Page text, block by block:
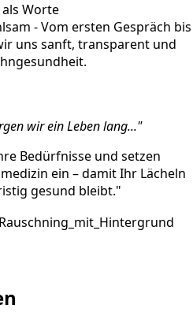
Worte
- Vom ersten Gespräch bis
uns sanft, transparent und
wir ein Leben lang..."
Bedürfnisse und setzen
ein – damit Ihr Lächeln
gesund bleibt."